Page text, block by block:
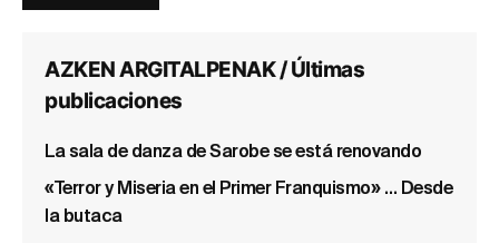
AZKEN ARGITALPENAK / Últimas
publicaciones
La sala de danza de Sarobe se está renovando
«Terror y Miseria en el Primer Franquismo» … Desde
la butaca